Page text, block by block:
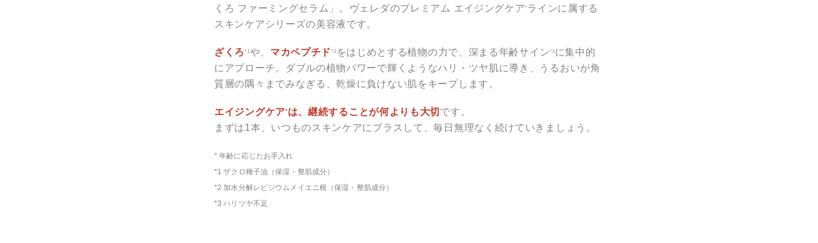
くろ ファーミングセラム」。ヴェレダのプレミアム エイジングケア* ラインに属する
スキンケアシリーズの美容液です。
ざくろ*1 や、 マカペプチド*2 をはじめとする植物の力で、深まる年齢サイン*3 に集中的
にアプローチ。ダブルの植物パワーで輝くようなハリ・ツヤ肌に導き、うるおいが角
質層の隅々までみなぎる、乾燥に負けない肌をキープします。
エイジングケア* は、継続することが何よりも大切 です。
まずは1本、いつものスキンケアにプラスして、毎日無理なく続けていきましょう。
* 年齢に応じたお手入れ
*1 ザクロ種子油（保湿・整肌成分）
*2 加水分解レピジウムメイエニ根（保湿・整肌成分）
*3 ハリツヤ不足